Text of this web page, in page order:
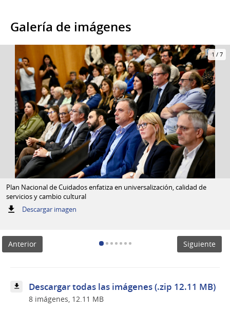
Galería de imágenes
1 / 7
Plan Nacional de Cuidados enfatiza en universalización, calidad de
servicios y cambio cultural
Descargar imagen:
Cuidados
calidad
de
servicios
Anterior Siguiente
Descargar todas las imágenes (.zip 12.11 MB)
8 imágenes, 12.11 MB